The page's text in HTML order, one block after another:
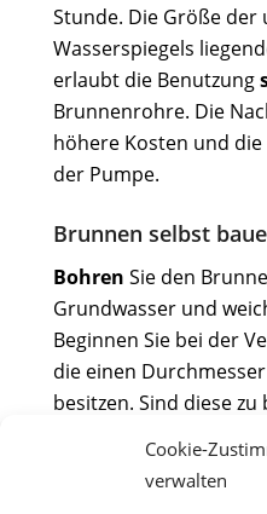
Cookie-
verwalten
Stunde. Die Größe der
Wasserspiegels
erlaubt die Benutzung
Brunnenrohre. Die
höhere Kosten und
der Pumpe.
Brunnen selbst
Bohren Sie den
Grundwasser und
Beginnen Sie bei der
die einen
besitzen. Sind diese
kleineren Rohren
Sie mit